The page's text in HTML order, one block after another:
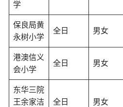
学
保良局黄
永树小学
全日 男女
港澳信义
会小学
全日 男女
东华三院
王余家洁
全日 男女